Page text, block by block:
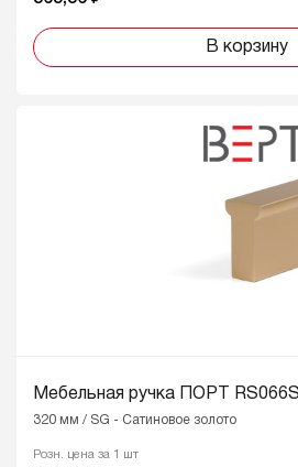
В корзину
Мебельная ручка ПОРТ
320 мм / SG - Сатиновое золото
Розн. цена за 1 шт